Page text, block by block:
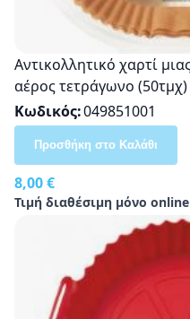
Αντικολλητικό χαρτί μιας χρήσης για φριτέζας
Κωδικός 049851001
8,00 €
Τιμή διαθέσιμη μόνο online
Προσθήκη στο Καλάθι